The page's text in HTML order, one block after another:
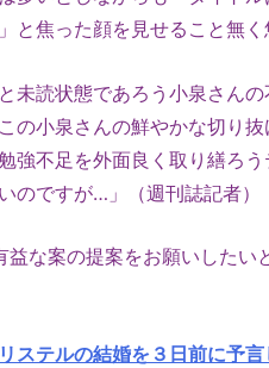
と焦った顔を見せること無く
未読状態であろう小泉さん
の小泉さんの鮮やかな切り
強不足を外面良く取り繕ろ
のですが…」（週刊誌記者）
な案の提案をお願いした
ステルの結婚を３日前に予